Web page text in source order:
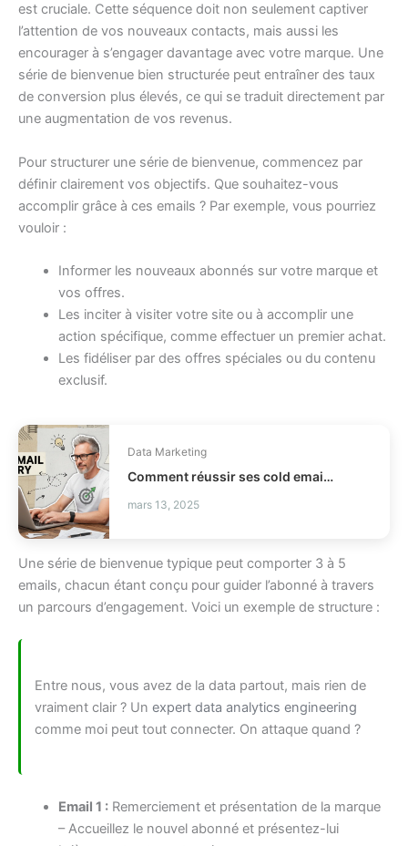
est cruciale. Cette séquence doit non seulement captiver
l’attention de vos nouveaux contacts, mais aussi les
encourager à s’engager davantage avec votre marque. Une
série de bienvenue bien structurée peut entraîner des taux
de conversion plus élevés, ce qui se traduit directement par
une augmentation de vos revenus.
Pour structurer une série de bienvenue, commencez par
définir clairement vos objectifs. Que souhaitez-vous
accomplir grâce à ces emails ? Par exemple, vous pourriez
vouloir :
Informer les nouveaux abonnés sur votre marque et
vos offres.
Les inciter à visiter votre site ou à accomplir une
action spécifique, comme effectuer un premier achat.
Les fidéliser par des offres spéciales ou du contenu
exclusif.
Data Marketing
Comment réussir ses cold emails sans vendre à tout prix ?
mars 13, 2025
Une série de bienvenue typique peut comporter 3 à 5
emails, chacun étant conçu pour guider l’abonné à travers
un parcours d’engagement. Voici un exemple de structure :
Entre nous, vous avez de la data partout, mais rien de
vraiment clair ? Un expert data analytics engineering
comme moi peut tout connecter. On attaque quand ?
Email 1 :Remerciement et présentation de la marque
– Accueillez le nouvel abonné et présentez-lui